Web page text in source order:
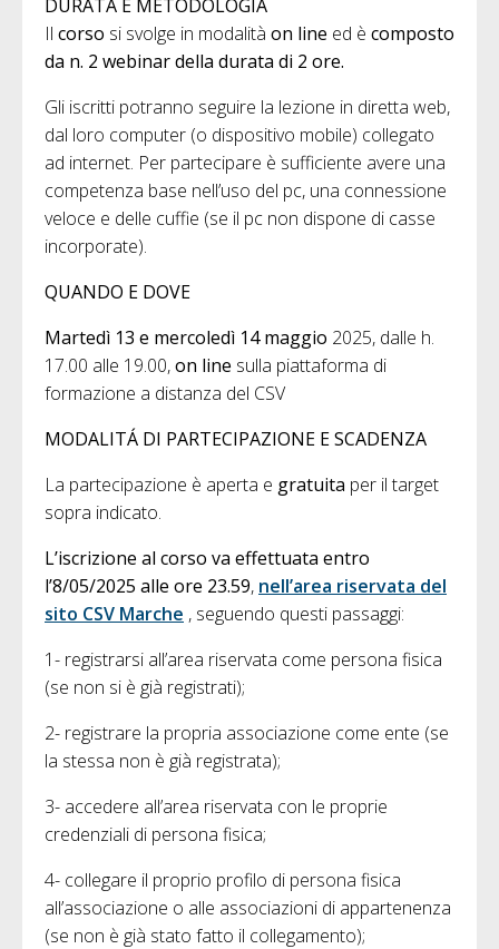
DURATA E METODOLOGIA
Il corso si svolge in modalità on line ed è composto
da n. 2 webinar della durata di 2 ore.
Gli iscritti potranno seguire la lezione in diretta web,
dal loro computer (o dispositivo mobile) col­legato
ad internet. Per partecipare è sufficiente avere una
competenza base nell’uso del pc, una connessione
veloce e delle cuffie (se il pc non dispone di casse
incorporate).
QUANDO E DOVE
Martedì 13 e mercoledì 14 maggio 2025, dalle h.
17.00 alle 19.00,on line sulla piattaforma di
formazione a distanza del CSV
MODALITÁ DI PARTECIPAZIONE E SCADENZA
La partecipazione è aperta e gratuita per il target
sopra indicato.
L’iscrizione al corso va effettuata entro
l’8/05/2025 alle ore 23.59, nell’area riservata del
sito CSV Marche , seguendo questi passaggi:
1- registrarsi all’area riservata come persona fisica
(se non si è già registrati);
2- registrare la propria associazione come ente (se
la stessa non è già registrata);
3- accedere all’area riservata con le proprie
credenziali di persona fisica;
4- collegare il proprio profilo di persona fisica
all’associazione o alle associazioni di appartenenza
(se non è già stato fatto il collegamento);